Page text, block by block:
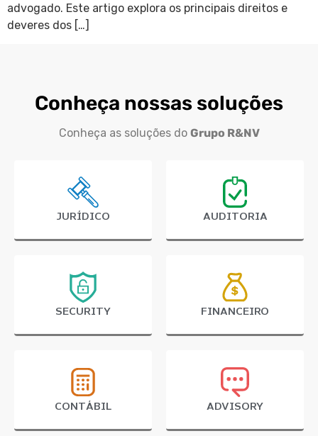
advogado. Este artigo explora os principais direitos e
deveres dos […]
Conheça nossas soluções
Conheça as soluções do Grupo R&NV
JURÍDICO AUDITORIA
SECURITY FINANCEIRO
CONTÁBIL ADVISORY